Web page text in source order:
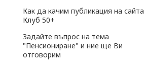
Как да качим публикация на сайта
Клуб 50+
Задайте въпрос на тема
"Пенсиониране" и ние ще Ви
отговорим